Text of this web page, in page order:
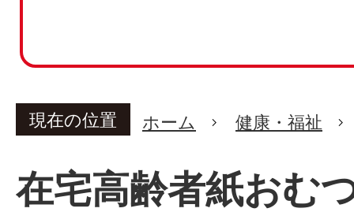
現在の位置 ホーム 健康・福祉
在宅高齢者紙おむ